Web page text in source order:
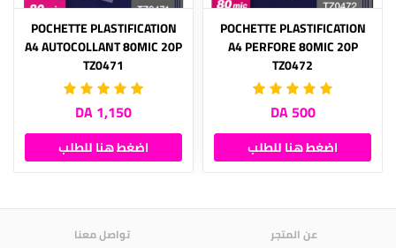
POCHETTE PLASTIFICATION
A4 PERFORE 80MIC 20P
TZ0472
500 DA
اضغط هنا للطلب
POCHETTE PLASTIFICATION
A4 AUTOCOLLANT 80MIC 20P
TZ0471
1,150 DA
اضغط هنا للطلب
عن المتجر تواصل معنا